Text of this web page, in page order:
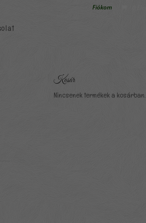
Fiókom
Kosár
Nincsenek termékek a kosárban.